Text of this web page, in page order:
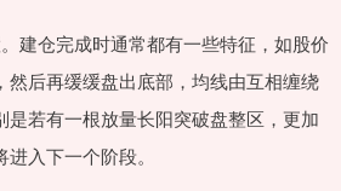
建仓完成时通常都有一些特征，如股价
然后再缓缓盘出底部，均线由互相缠绕
是若有一根放量长阳突破盘整区，更加
入下一个阶段。